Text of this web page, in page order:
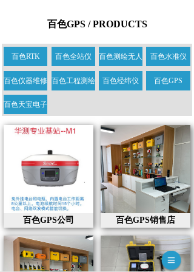
百色GPS / PRODUCTS
百色RTK 百色全站仪 百色测绘无人 百色水准仪
百色仪器维修 百色工程测绘 百色经纬仪 百色GPS
百色天宝电子
百色GPS公司 百色GPS销售店